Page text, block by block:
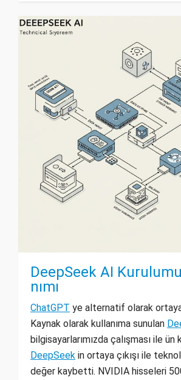
DeepSeek AI
nımı
ChatGPT ye alternatif olarak ortaya
Kaynak olarak kullanıma sunulan
bilgisayarlarımızda çalışması ile ün
DeepSeek in ortaya çıkışı ile
değer kaybetti. NVIDIA hisseleri